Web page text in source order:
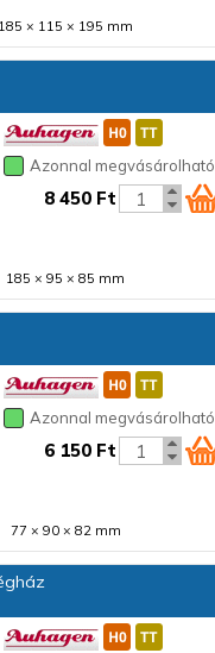
185 × 115 × 195 mm
Azonnal megvásárolható
8 450 Ft
185 × 95 × 85 mm
Azonnal megvásárolható
6 150 Ft
77 × 90 × 82 mm